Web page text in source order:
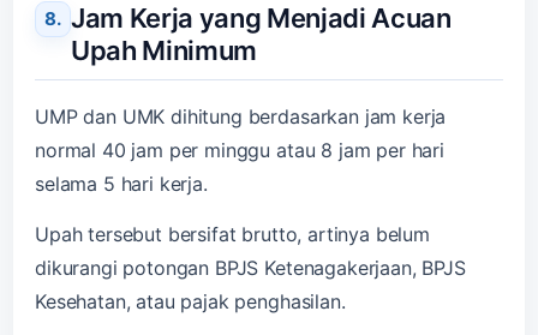
Jam Kerja yang Menjadi Acuan
Upah Minimum
UMP dan UMK dihitung berdasarkan jam kerja
normal 40 jam per minggu atau 8 jam per hari
selama 5 hari kerja.
Upah tersebut bersifat brutto, artinya belum
dikurangi potongan BPJS Ketenagakerjaan, BPJS
Kesehatan, atau pajak penghasilan.